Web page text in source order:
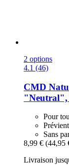
2 options
4.1 (46)
CMD
"Neutral",
Pour
Sans
8,99 € (44,95
Livraison